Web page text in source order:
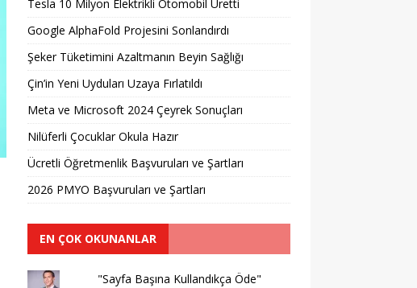
Tesla 10 Milyon Elektrikli Otomobil Üretti
Google AlphaFold Projesini Sonlandırdı
Şeker Tüketimini Azaltmanın Beyin Sağlığı
Çin’in Yeni Uyduları Uzaya Fırlatıldı
Meta ve Microsoft 2024 Çeyrek Sonuçları
Nilüferli Çocuklar Okula Hazır
Ücretli Öğretmenlik Başvuruları ve Şartları
2026 PMYO Başvuruları ve Şartları
EN ÇOK OKUNANLAR
"Sayfa Başına Kullandıkça Öde"